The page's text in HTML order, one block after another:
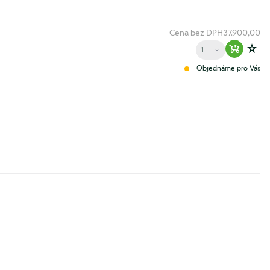
Cena bez DPH37.900,00
Množství
Zur
Objednáme pro Vás